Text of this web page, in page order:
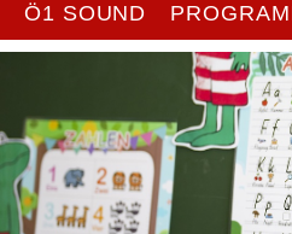
Ö1 SOUND